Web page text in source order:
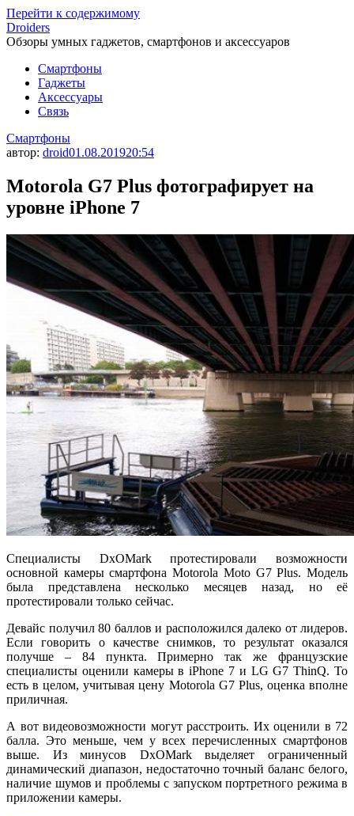
Перейти к содержимому
Droiders
Обзоры умных гаджетов, смартфонов и аксессуаров
Смартфоны
Гаджеты
Аксессуары
Связь
Смартфоны
автор: droid01.08.201920:54
Motorola G7 Plus фотографирует на
уровне iPhone 7
Специалисты DxOMark протестировали возможности
основной камеры смартфона Motorola Moto G7 Plus. Модель
была представлена несколько месяцев назад, но её
протестировали только сейчас.
Девайс получил 80 баллов и расположился далеко от лидеров.
Если говорить о качестве снимков, то результат оказался
получше – 84 пункта. Примерно так же французские
специалисты оценили камеры в iPhone 7 и LG G7 ThinQ. То
есть в целом, учитывая цену Motorola G7 Plus, оценка вполне
приличная.
А вот видеовозможности могут расстроить. Их оценили в 72
балла. Это меньше, чем у всех перечисленных смартфонов
выше. Из минусов DxOMark выделяет ограниченный
динамический диапазон, недостаточно точный баланс белого,
наличие шумов и проблемы с запуском портретного режима в
приложении камеры.